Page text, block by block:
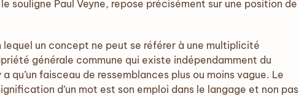
souligne Paul Veyne, repose précisément sur une position de
lequel un concept ne peut se référer à une multiplicité
générale commune qui existe indépendamment du
qu’un faisceau de ressemblances plus ou moins vague. Le
d’un mot est son emploi dans le langage et non pas